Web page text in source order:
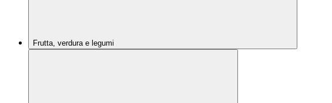
Frutta, verdura e legumi